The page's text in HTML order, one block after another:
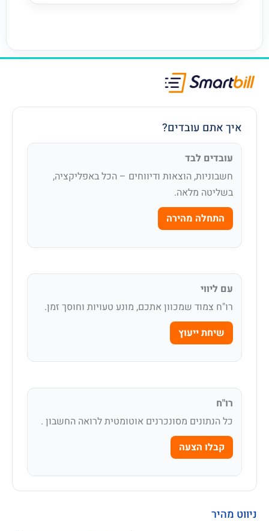
איך אתם עובדים?
עובדים לבד
חשבוניות, הוצאות ודיווחים – הכל באפליקציה,
בשליטה מלאה.
התחלה מהירה
עם ליווי
רו"ח צמוד שמכוון אתכם, מונע טעויות וחוסך זמן.
שיחת ייעוץ
רו"ח
כל הנתונים מסונכרנים אוטומטית לרואה החשבון .
קבלו הצעה
ניווט מהיר